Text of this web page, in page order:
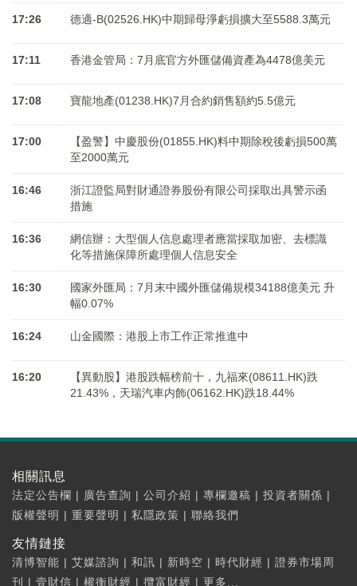
17:26 德適-B(02526.HK)中期歸母淨虧損擴大至5588.3萬元
17:11 香港金管局：7月底官方外匯儲備資產為4478億美元
17:08 寶龍地產(01238.HK)7月合約銷售額約5.5億元
17:00
【盈警】中慶股份(01855.HK)料中期除稅後虧損500萬
至2000萬元
16:46
浙江證監局對財通證券股份有限公司採取出具警示函
措施
16:36
網信辦：大型個人信息處理者應當採取加密、去標識
化等措施保障所處理個人信息安全
16:30
國家外匯局：7月末中國外匯儲備規模34188億美元 升
幅0.07%
16:24 山金國際：港股上市工作正常推進中
16:20
【異動股】港股跌幅榜前十，九福來(08611.HK)跌
21.43%，天瑞汽車内飾(06162.HK)跌18.44%
相關訊息
法定公告欄 | 廣告查詢 | 公司介紹 | 專欄邀稿 | 投資者關係 |
版權聲明 | 重要聲明 | 私隱政策 | 聯絡我們
友情鏈接
清博智能 | 艾媒諮詢 | 和訊 | 新時空 | 時代財經 | 證券市場周
刊
| 壹財信 | 權衡財經 | 攬富財經 | 更多...